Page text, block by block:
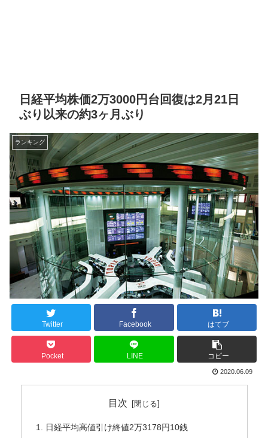
日経平均株価2万3000円台回復は2月21日
ぶり以来の約3ヶ月ぶり
ランキング
Twitter Facebook はてブ
Pocket LINE コピー
2020.06.09
目次
日経平均高値引け終値2万3178円10銭